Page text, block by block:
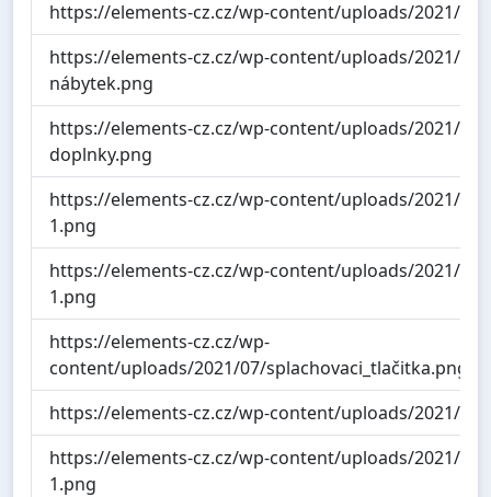
https://elements-cz.cz/wp-content/uploads/2021/07/
https://elements-cz.cz/wp-content/uploads/2021/04/
nábytek.png
https://elements-cz.cz/wp-content/uploads/2021/
doplnky.png
https://elements-cz.cz/wp-content/uploads/2021/05/
1.png
https://elements-cz.cz/wp-content/uploads/2021/05/
1.png
https://elements-cz.cz/wp-
content/uploads/2021/07/splachovaci_tlačitka.png
https://elements-cz.cz/wp-content/uploads/2021/05/
https://elements-cz.cz/wp-content/uploads/2021/05/
1.png